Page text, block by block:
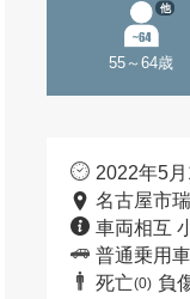
55～64歳
他
2022年5
名古屋市
車両相互
普通乗用車
死亡(0) 負